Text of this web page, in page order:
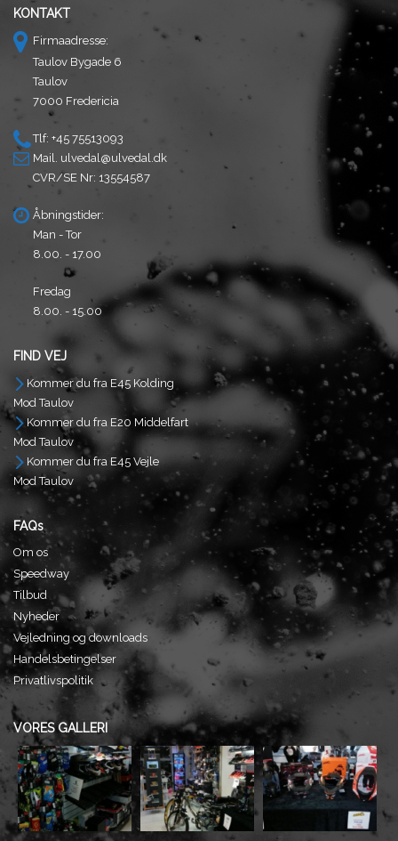
KONTAKT
Firmaadresse:
Taulov Bygade 6
Taulov
7000 Fredericia
Tlf: +45 75513093
Mail. ulvedal@ulvedal.dk
CVR/SE Nr: 13554587
Åbningstider:
Man - Tor
8.00. - 17.00
Fredag
8.00. - 15.00
FIND VEJ
Kommer du fra E45 Kolding
Mod Taulov
Kommer du fra E20 Middelfart
Mod Taulov
Kommer du fra E45 Vejle
Mod Taulov
FAQs
Om os
Speedway
Tilbud
Nyheder
Vejledning og downloads
Handelsbetingelser
Privatlivspolitik
VORES GALLERI